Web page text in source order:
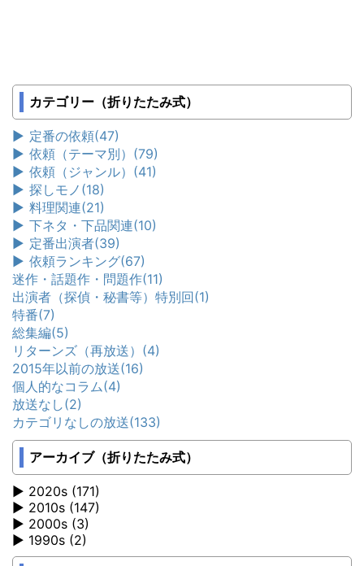
カテゴリー（折りたたみ式）
► 定番の依頼(47)
► 依頼（テーマ別） (79)
► 依頼（ジャンル） (41)
► 探しモノ (18)
► 料理関連(21)
► 下ネタ・下品関連(10)
► 定番出演者(39)
► 依頼ランキング(67)
迷作・話題作・問題作(11)
出演者（探偵・秘書等）特別回(1)
特番(7)
総集編(5)
リターンズ（再放送） (4)
2015年以前の放送(16)
個人的なコラム(4)
放送なし(2)
カテゴリなしの放送(133)
アーカイブ（折りたたみ式）
2020s (171)
2010s (147)
2000s (3)
1990s (2)